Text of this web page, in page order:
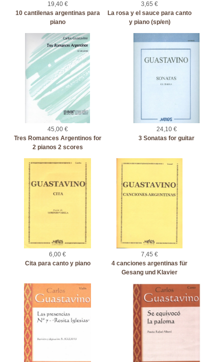
19,40 €
10 cantilenas argentinas para
piano
3,65 €
La rosa y el sauce para canto
y piano (sp/en)
45,00 €
Tres Romances Argentinos for
2 pianos 2 scores
24,10 €
3 Sonatas for guitar
6,00 €
Cita para canto y piano
7,45 €
4 canciones argentinas für
Gesang und Klavier